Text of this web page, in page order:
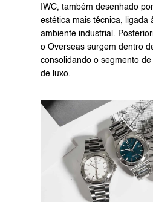
IWC, também desenhado
estética mais técnica, ligada
ambiente industrial.
o Overseas surgem dentro
consolidando o segmento
de luxo.